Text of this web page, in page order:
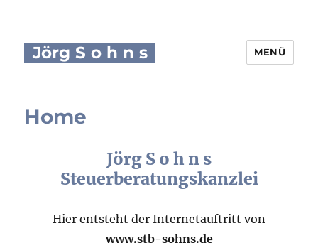
Jörg S o h n s MENÜ
Home
Jörg S o h n s
Steuerberatungskanzlei
Hier entsteht der Internetauftritt von
www.stb-sohns.de